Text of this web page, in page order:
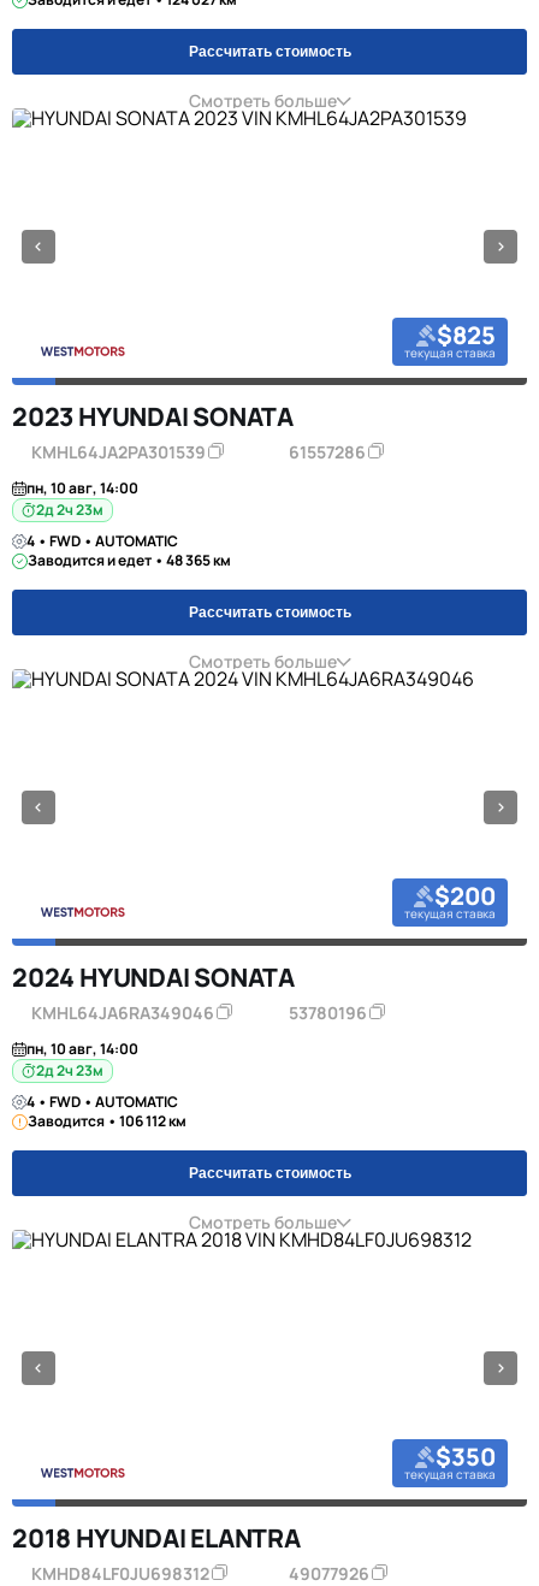
Рассчитать стоимость
Смотреть больше
$825
текущая ставка
2023 HYUNDAI SONATA
KMHL64JA2PA301539 61557286
пн, 10 авг, 14:00
2д 2ч 23м
4 • FWD • AUTOMATIC
Заводится и едет • 48 365 км
Рассчитать стоимость
Смотреть больше
$200
текущая ставка
2024 HYUNDAI SONATA
KMHL64JA6RA349046 53780196
пн, 10 авг, 14:00
2д 2ч 23м
4 • FWD • AUTOMATIC
Заводится • 106 112 км
Рассчитать стоимость
Смотреть больше
$350
текущая ставка
2018 HYUNDAI ELANTRA
KMHD84LF0JU698312 49077926